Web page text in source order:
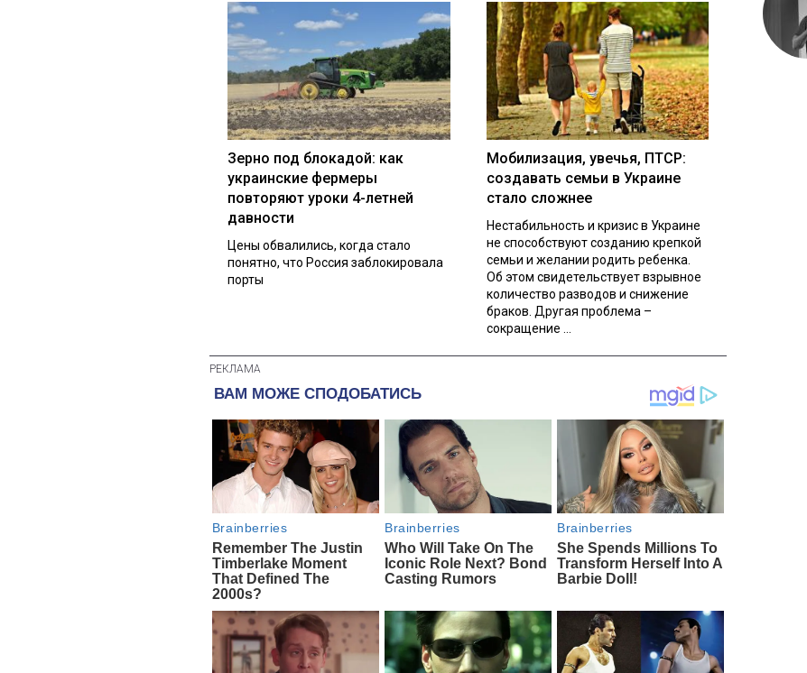
Зерно под блокадой: как
украинские фермеры
повторяют уроки 4-летней
давности
Цены обвалились, когда стало
понятно, что Россия заблокировала
порты
Мобилизация, увечья, ПТСР:
создавать семьи в Украине
стало сложнее
Нестабильность и кризис в Украине
не способствуют созданию крепкой
семьи и желании родить ребенка.
Об этом свидетельствует взрывное
количество разводов и снижение
браков. Другая проблема –
сокращение ...